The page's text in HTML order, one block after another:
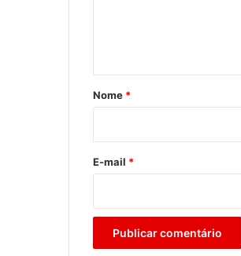
r
*
Nome *
E-mail *